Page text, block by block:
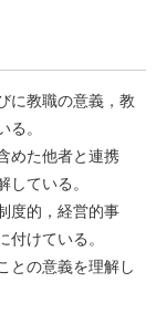
に教職の意義，教
。
めた他者と連携
している。
度的，経営的事
けている。
との意義を理解し